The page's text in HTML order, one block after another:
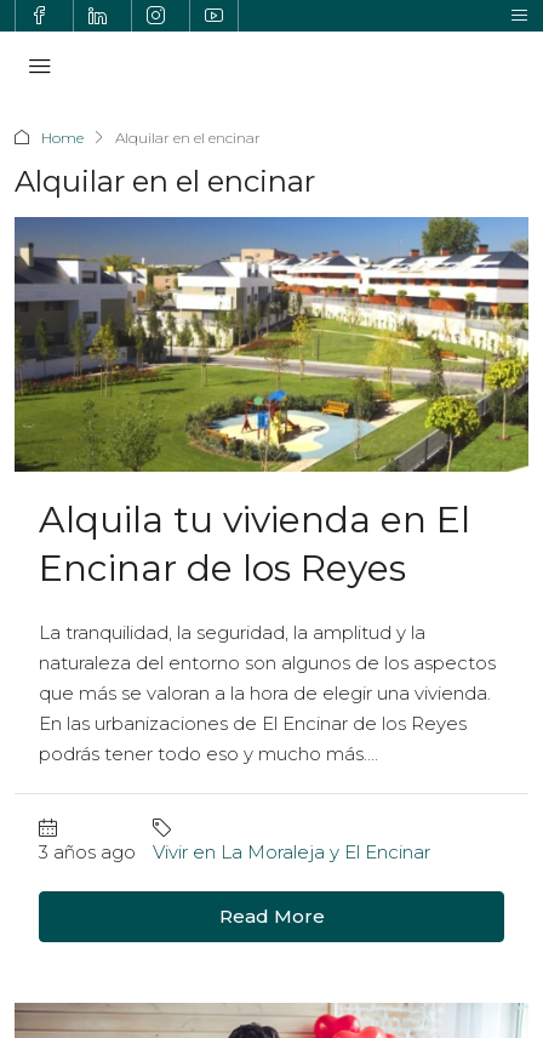
Home Alquilar en el encinar
Alquilar en el encinar
Alquila tu vivienda en El
Encinar de los Reyes
La tranquilidad, la seguridad, la amplitud y la
naturaleza del entorno son algunos de los aspectos
que más se valoran a la hora de elegir una vivienda.
En las urbanizaciones de El Encinar de los Reyes
podrás tener todo eso y mucho más....
3 años ago Vivir en La Moraleja y El Encinar
Read More